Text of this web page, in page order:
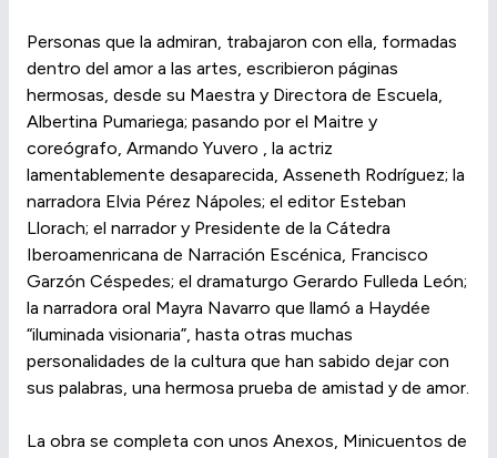
Personas que la admiran, trabajaron con ella, formadas
dentro del amor a las artes, escribieron páginas
hermosas, desde su Maestra y Directora de Escuela,
Albertina Pumariega; pasando por el Maitre y
coreógrafo, Armando Yuvero , la actriz
lamentablemente desaparecida, Asseneth Rodríguez; la
narradora Elvia Pérez Nápoles; el editor Esteban
Llorach; el narrador y Presidente de la Cátedra
Iberoamenricana de Narración Escénica, Francisco
Garzón Céspedes; el dramaturgo Gerardo Fulleda León;
la narradora oral Mayra Navarro que llamó a Haydée
“iluminada visionaria”, hasta otras muchas
personalidades de la cultura que han sabido dejar con
sus palabras, una hermosa prueba de amistad y de amor.
La obra se completa con unos Anexos, Minicuentos de